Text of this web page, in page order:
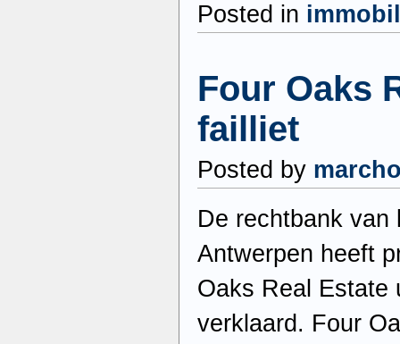
Posted in
Four Oaks
failliet
Posted by
De rechtbank van
Antwerpen heeft
Oaks Real Estate
verklaard. Four